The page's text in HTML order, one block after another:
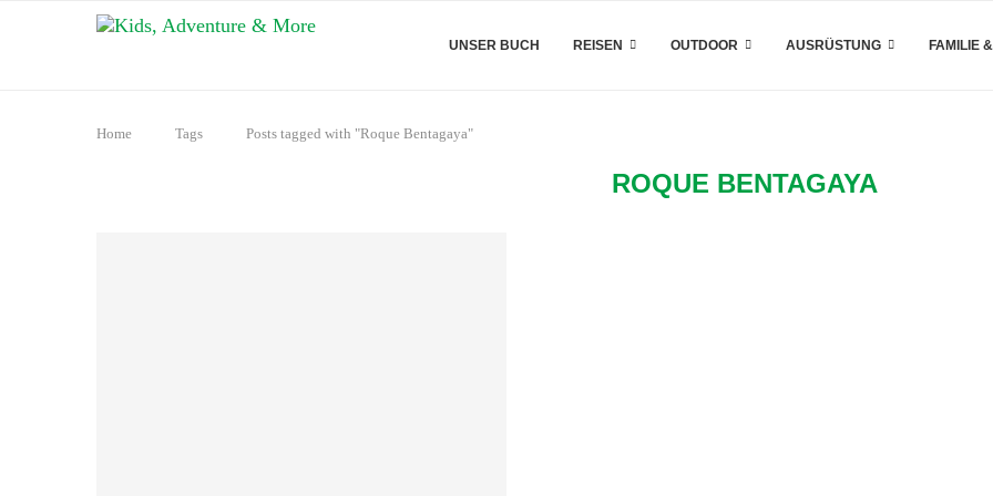
UNSER BUCH REISEN OUTDOOR AUSRÜSTUNG FAMILIE
Home Tags Posts tagged with "Roque Bentagaya"
ROQUE BENTAGAYA